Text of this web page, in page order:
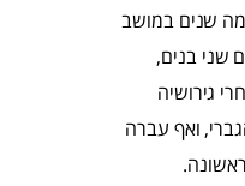
שנים במושב
שני בנים,
אחרי גירושיה
ואף עברה